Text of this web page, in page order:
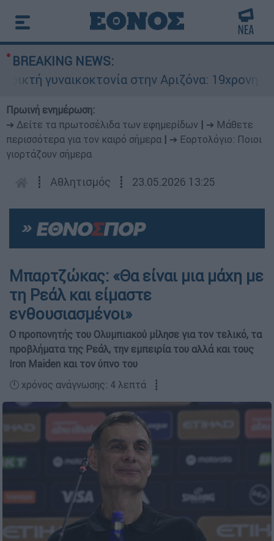
BREAKING NEWS:
γυναικοκτονία στην Αριζόνα: 19χρονη
Πρωινή ενημέρωση:
➔ Δείτε τα πρωτοσέλιδα των εφημερίδων
➔ Μάθετε
περισσότερα για τον καιρό σήμερα
➔ Εορτολόγιο: Ποιοι
γιορτάζουν σήμερα
┋ Αθλητισμός ┋ 23.05.2026 13:25
Μπαρτζώκας: «Θα είναι μια μάχη με
τη Ρεάλ και είμαστε
ενθουσιασμένοι»
Ο προπονητής του Ολυμπιακού μίλησε για τον τελικό, τα
προβλήματα της Ρεάλ, την εμπειρία του αλλά και τους
Iron Maiden και τον ύπνο του
🕛 χρόνος ανάγνωσης: 4 λεπτά ┋